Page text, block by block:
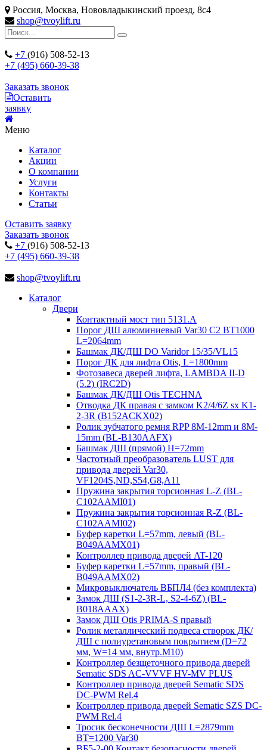
Россия, Москва, Нововладыкинский проезд, 8с4
shop@tvoylift.ru
+7 (916) 508-52-13
+7 (495) 660-39-38
Заказать звонок
Оставить
заявку
Меню
Каталог
Акции
О компании
Услуги
Контакты
Статьи
Оставить заявку
Заказать звонок
+7 (916) 508-52-13
+7 (495) 660-39-38
shop@tvoylift.ru
Каталог
Двери
Контактный мост тип 5131.A
Порог ДШ алюминиевый Var30 C2 BT1000
L=2064mm
Башмак ДК/ДШ DO Varidor 15/35/VL15
Порог ДК для лифта Otis, L=1800mm
Фотозавеса дверей лифта, LAMBDA II-D
(5.2) (IRC2D)
Башмак ДК/ДШ Otis TECHNA
Отводка ДК правая с замком K2/4/6Z sx K1-
2-3R (B152ACKX02)
Ролик зубчатого ремня RPP 8M-12mm и 8M-
15mm (BL-B130AAFX)
Башмак ДШ (прямой) H=72mm
Частотный преобразователь LUST для
привода дверей Var30,
VF1204S,ND,S54,G8,A11
Пружина закрытия торсионная L-Z (BL-
C102AAMI01)
Пружина закрытия торсионная R-Z (BL-
C102AAMI02)
Буфер каретки L=57mm, левый (BL-
B049AAMX01)
Контроллер привода дверей AT-120
Буфер каретки L=57mm, правый (BL-
B049AAMX02)
Микровыключатель ВБПЛ4 (без комплекта)
Замок ДШ (S1-2-3R-L, S2-4-6Z) (BL-
B018AAAX)
Замок ДШ Otis PRIMA-S правый
Ролик металлический подвеса створок ДК/
ДШ с полиуретановым покрытием (D=72
мм, W=14 мм, внутр.М10)
Контроллер безщеточного привода дверей
Sematiс SDS AC-VVVF HV-MV PLUS
Контроллер привода дверей Sematic SDS
DC-PWM Rel.4
Контроллер привода дверей Sematic SZS DC-
PWM Rel.4
Тросик бесконечности ДШ L=2879mm
BT=1200 Var30